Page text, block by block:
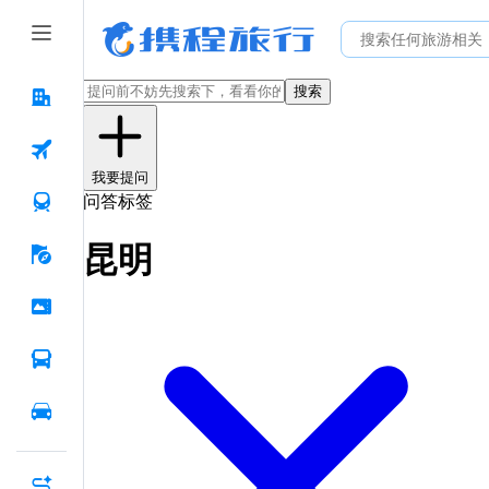
搜索
我要提问
问答标签
昆明